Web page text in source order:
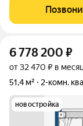
семей. «Северные
комфорт и
6 778 200 ₽
от 32 470 ₽ в месяц
51,4 м²
2-комн.
новостройка